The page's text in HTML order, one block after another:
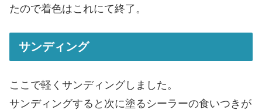
たので着色はこれにて終了。
サンディング
ここで軽くサンディングしました。
サンディングすると次に塗るシーラーの食いつきが